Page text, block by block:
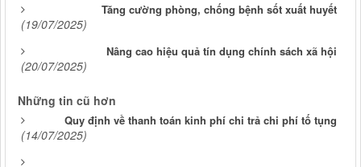
Tăng cường phòng, chống bệnh sốt xuất huyết
(19/07/2025)
Nâng cao hiệu quả tín dụng chính sách xã hội
(20/07/2025)
Những tin cũ hơn
Quy định về thanh toán kinh phí chi trả chi phí tố tụng
(14/07/2025)